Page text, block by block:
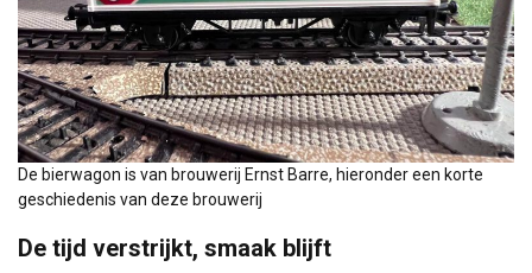
De bierwagon is van brouwerij Ernst Barre, hieronder een korte
geschiedenis van deze brouwerij
De tijd verstrijkt, smaak blijft